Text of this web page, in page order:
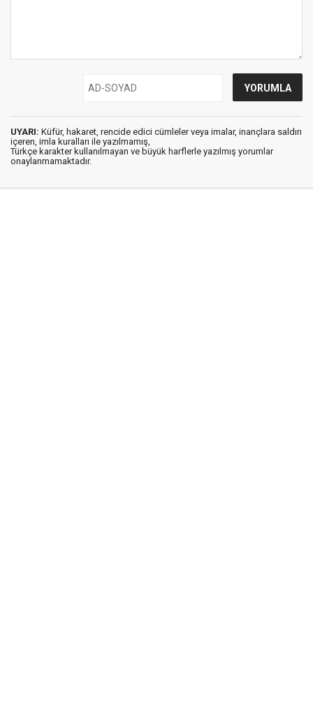
UYARI: Küfür, hakaret, rencide edici cümleler veya imalar, inançlara saldırı
içeren, imla kuralları ile yazılmamış,
Türkçe karakter kullanılmayan ve büyük harflerle yazılmış yorumlar
onaylanmamaktadır.